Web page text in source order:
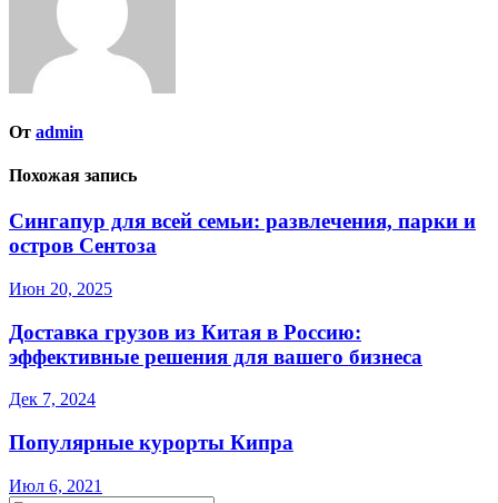
От admin
Похожая запись
Сингапур для всей семьи: развлечения, парки и
остров Сентоза
Июн 20, 2025
Доставка грузов из Китая в Россию:
эффективные решения для вашего бизнеса
Дек 7, 2024
Популярные курорты Кипра
Июл 6, 2021